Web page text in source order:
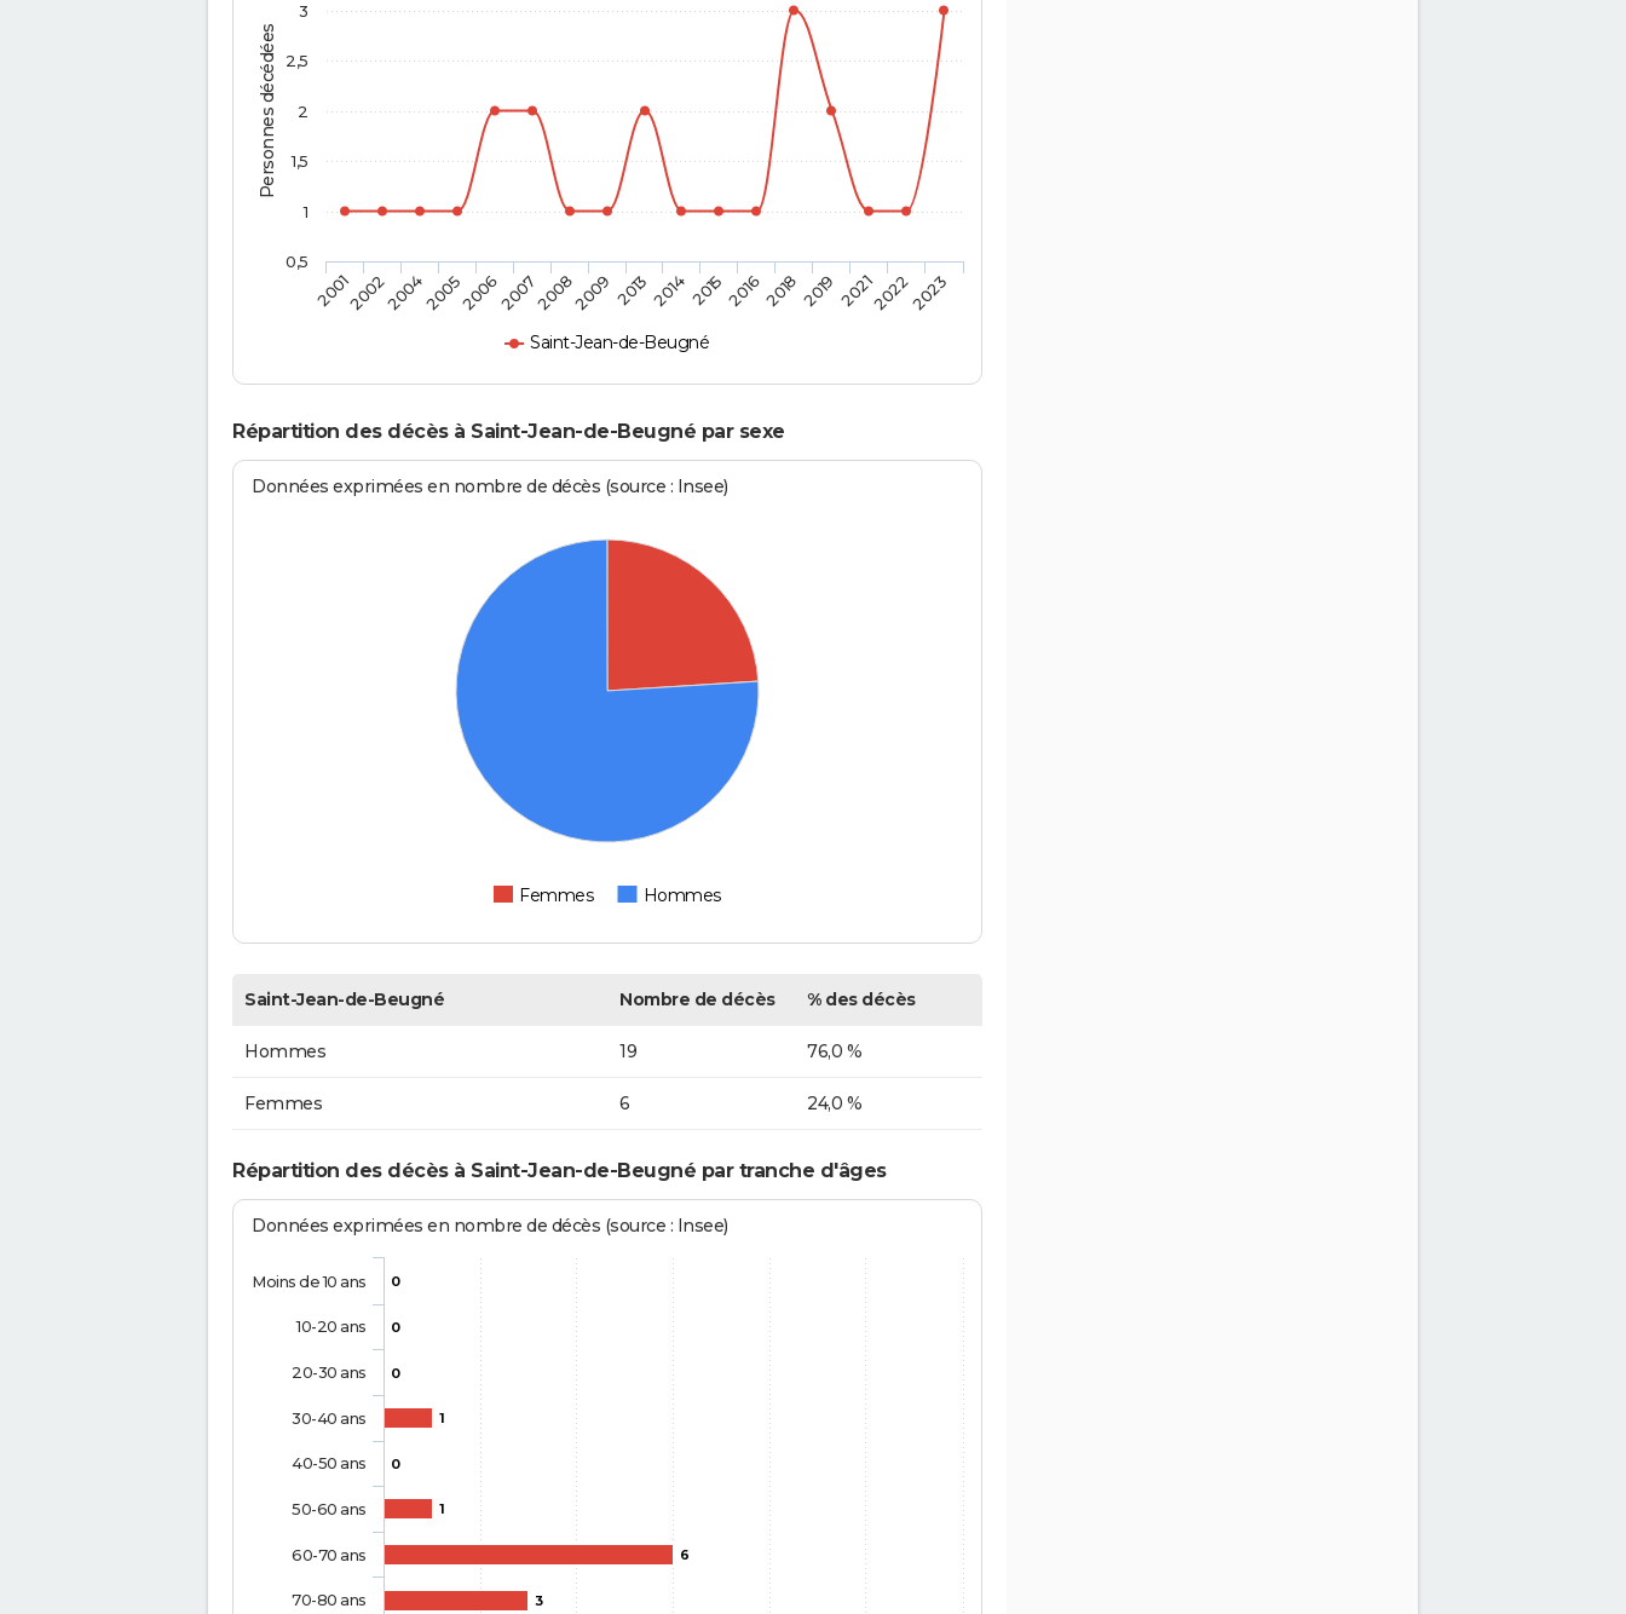
Personnes décédées
Saint-Jean-de-Beugné
20012002200420052006200720082009 201320142015201620182019 202120222023
0,5
1
1,5
2
2,5
3
Répartition des décès à Saint-Jean-de-Beugné par sexe
Données exprimées en nombre de décès (source : Insee)
Femmes Hommes
Saint-Jean-de-Beugné Nombre de décès % des décès
Hommes 19 76,0 %
Femmes 6 24,0 %
Répartition des décès à Saint-Jean-de-Beugné par tranche d'âges
Données exprimées en nombre de décès (source : Insee)
0
0
0
1
0
1
6
3
Moins de 10 ans
10-20 ans
20-30 ans
30-40 ans
40-50 ans
50-60 ans
60-70 ans
70-80 ans